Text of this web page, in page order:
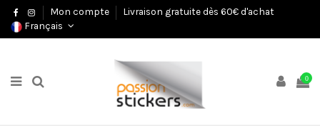
Mon compte
Livraison gratuite dès 60€ d'achat
Français
0